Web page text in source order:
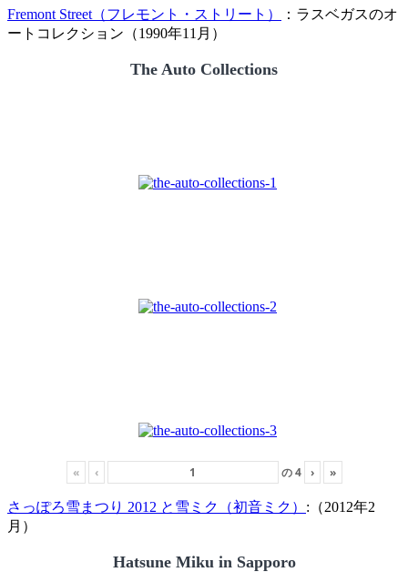
Fremont Street（フレモント・ストリート）
：ラスベガスのオ
ートコレクション（1990年11月）
The Auto Collections
« ‹ の4 › »
さっぽろ雪まつり 2012 と雪ミク（初音ミク） :（2012年2
月）
Hatsune Miku in Sapporo